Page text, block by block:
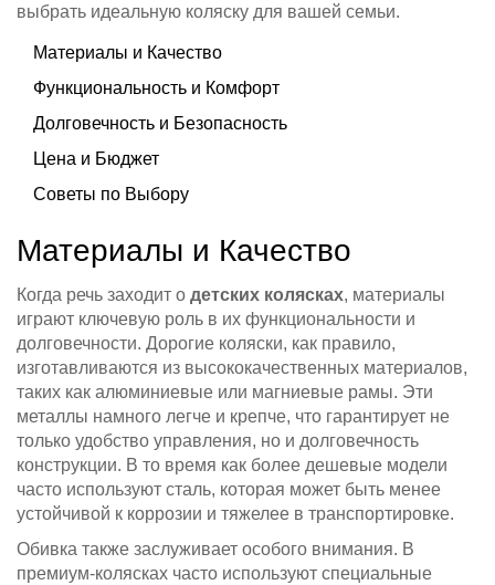
выбрать идеальную коляску для вашей семьи.
Материалы и Качество
Функциональность и Комфорт
Долговечность и Безопасность
Цена и Бюджет
Советы по Выбору
Материалы и Качество
Когда речь заходит о детских колясках, материалы
играют ключевую роль в их функциональности и
долговечности. Дорогие коляски, как правило,
изготавливаются из высококачественных материалов,
таких как алюминиевые или магниевые рамы. Эти
металлы намного легче и крепче, что гарантирует не
только удобство управления, но и долговечность
конструкции. В то время как более дешевые модели
часто используют сталь, которая может быть менее
устойчивой к коррозии и тяжелее в транспортировке.
Обивка также заслуживает особого внимания. В
премиум-колясках часто используют специальные